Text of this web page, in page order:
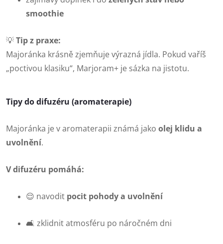
smoothie
💡Tip z praxe:
Majoránka krásně zjemňuje výrazná jídla. Pokud vaříš
„poctivou klasiku“, Marjoram+ je sázka na jistotu.
Tipy do difuzéru (aromaterapie)
Majoránka je v aromaterapii známá jako olej klidu a
uvolnění.
V difuzéru pomáhá:
😌 navodit pocit pohody a uvolnění
🛋️ zklidnit atmosféru po náročném dni